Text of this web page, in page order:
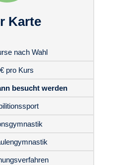
Karte
nach Wahl
pro Kurs
besucht werden